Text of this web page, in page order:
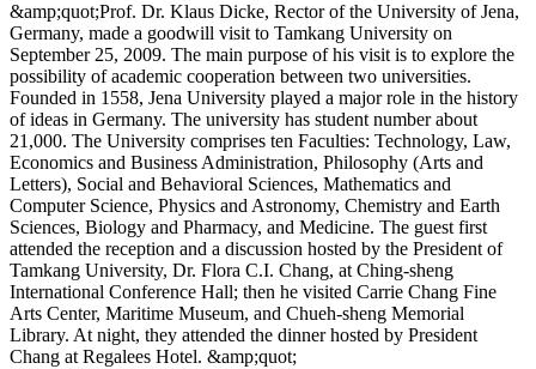
&amp;quot;Prof. Dr. Klaus Dicke, Rector of the University of Jena,
Germany, made a goodwill visit to Tamkang University on
September 25, 2009. The main purpose of his visit is to explore the
possibility of academic cooperation between two universities.
Founded in 1558, Jena University played a major role in the history
of ideas in Germany. The university has student number about
21,000. The University comprises ten Faculties: Technology, Law,
Economics and Business Administration, Philosophy (Arts and
Letters), Social and Behavioral Sciences, Mathematics and
Computer Science, Physics and Astronomy, Chemistry and Earth
Sciences, Biology and Pharmacy, and Medicine. The guest first
attended the reception and a discussion hosted by the President of
Tamkang University, Dr. Flora C.I. Chang, at Ching-sheng
International Conference Hall; then he visited Carrie Chang Fine
Arts Center, Maritime Museum, and Chueh-sheng Memorial
Library. At night, they attended the dinner hosted by President
Chang at Regalees Hotel. &amp;quot;